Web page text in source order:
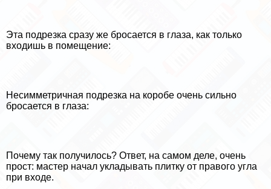
Эта подрезка сразу же бросается в глаза, как только
входишь в помещение:
Несимметричная подрезка на коробе очень сильно
бросается в глаза:
Почему так получилось? Ответ, на самом деле, очень
прост: мастер начал укладывать плитку от правого угла
при входе.